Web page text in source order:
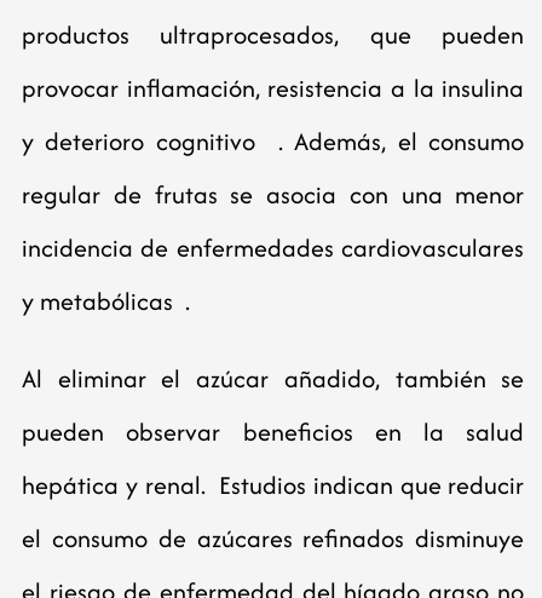
productos ultraprocesados, que pueden
provocar inflamación, resistencia a la insulina
y deterioro cognitivo . Además, el consumo
regular de frutas se asocia con una menor
incidencia de enfermedades cardiovasculares
y metabólicas .
Al eliminar el azúcar añadido, también se
pueden observar beneficios en la salud
hepática y renal. Estudios indican que reducir
el consumo de azúcares refinados disminuye